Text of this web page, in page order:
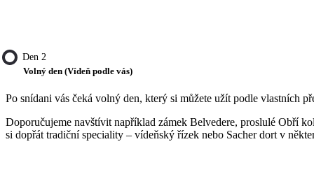
Den 2
Volný den (Vídeň podle vás)
Po snídani vás čeká volný den, který si můžete užít podle vlastních
Doporučujeme navštívit například zámek Belvedere, proslulé Obří
si dopřát tradiční speciality – vídeňský řízek nebo Sacher dort v